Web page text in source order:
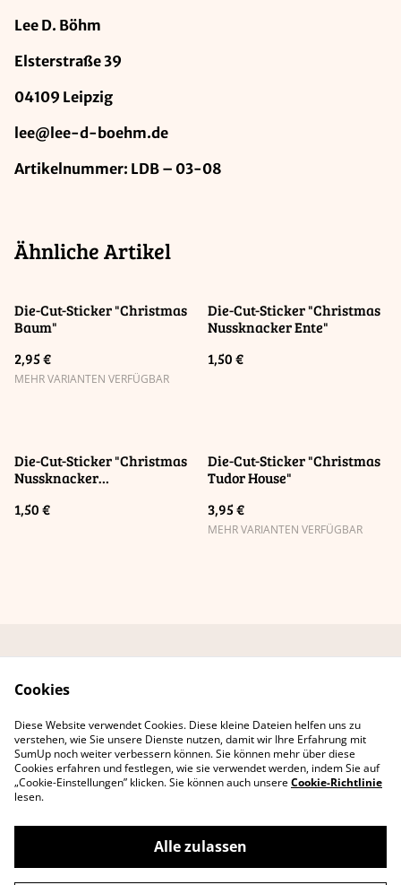
Lee D. Böhm
Elsterstraße 39
04109 Leipzig
lee@lee-d-boehm.de
Artikelnummer: LDB – 03-08
Ähnliche Artikel
Die-Cut-Sticker "Christmas
Baum"
2,95 €
MEHR VARIANTEN VERFÜGBAR
Die-Cut-Sticker "Christmas
Nussknacker Ente"
1,50 €
Die-Cut-Sticker "Christmas
Nussknacker
1,50 €
Die-Cut-Sticker "Christmas
Tudor House"
3,95 €
MEHR VARIANTEN VERFÜGBAR
Datenschutzbestimmu
Erklärung zur
Barrierefreiheit
©2026Lee D. Böhm
Cookies
Diese Website verwendet Cookies. Diese kleine Dateien helfen uns zu
verstehen, wie Sie unsere Dienste nutzen, damit wir Ihre Erfahrung mit
SumUp noch weiter verbessern können. Sie können mehr über diese
Cookies erfahren und festlegen, wie sie verwendet werden, indem Sie auf
„Cookie-Einstellungen” klicken. Sie können auch unsereCookie-Richtlinie
lesen.
Alle zulassen